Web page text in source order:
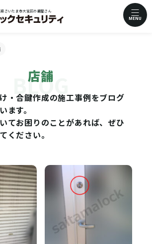
さいたま市大宮区の鍵屋さん
MENU
店舗
・合鍵作成の施工事例をブログ
ます。
てお困りのことがあれば、ぜひ
ください。